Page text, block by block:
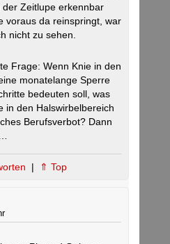
Zeitlupe erkennbar
voraus da reinspringt, war
nicht zu sehen.
Frage: Wenn Knie in den
monatelange Sperre
bedeuten soll, was
in den Halswirbelbereich
Berufsverbot? Dann
| ⇑ Top